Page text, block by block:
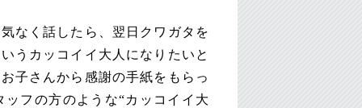
なく話したら、翌日クワガタを
うカッコイイ大人になりたいと
子さんから感謝の手紙をもらっ
フの方のような“カッコイイ大